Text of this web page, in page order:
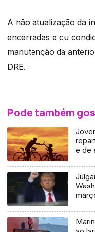
A não atualização da
encerradas e ou
manutenção da
DRE.
Pode também
e de